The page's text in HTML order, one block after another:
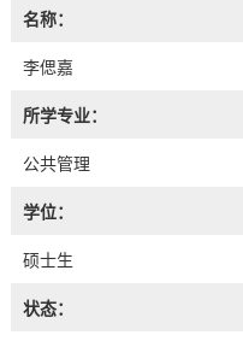
名称：
李偲嘉
所学专业：
公共管理
学位：
硕士生
状态：